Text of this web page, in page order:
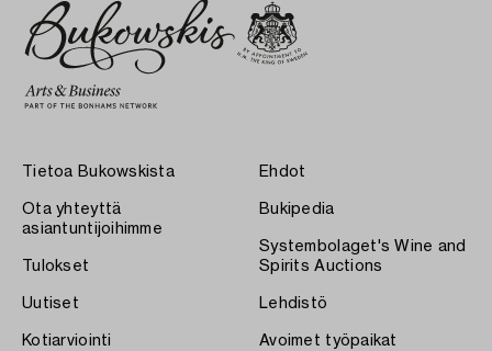
Tietoa Bukowskista
Ota yhteyttä
asiantuntijoihimme
Tulokset
Uutiset
Kotiarviointi
Ehdot
Bukipedia
Systembolaget's Wine and
Spirits Auctions
Lehdistö
Avoimet työpaikat